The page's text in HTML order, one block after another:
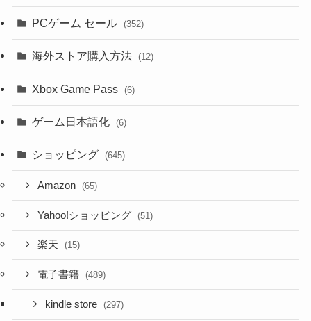
PCゲーム セール (352)
海外ストア購入方法 (12)
Xbox Game Pass (6)
ゲーム日本語化 (6)
ショッピング (645)
Amazon (65)
Yahoo!ショッピング (51)
楽天 (15)
電子書籍 (489)
kindle store (297)